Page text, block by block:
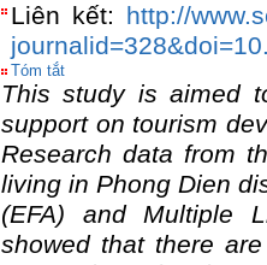
Liên kết: http://
Tóm tắt
This study is aimed
support on tourism
Research data from
living in Phong Dien
(EFA) and Multiple
showed that there